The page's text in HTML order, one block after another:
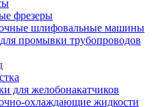
фрезеры
шлифовальные машины
промывки трубопроводов
для желобонакатчиков
охлаждающие жидкости